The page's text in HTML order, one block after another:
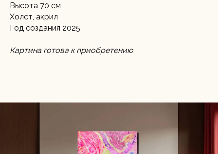
Высота 70 см
Холст, акрил
Год создания 2025
Картина готова к приобретению